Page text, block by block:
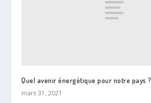
Quel avenir énergétique pour notre pays ?
mars 31, 2021